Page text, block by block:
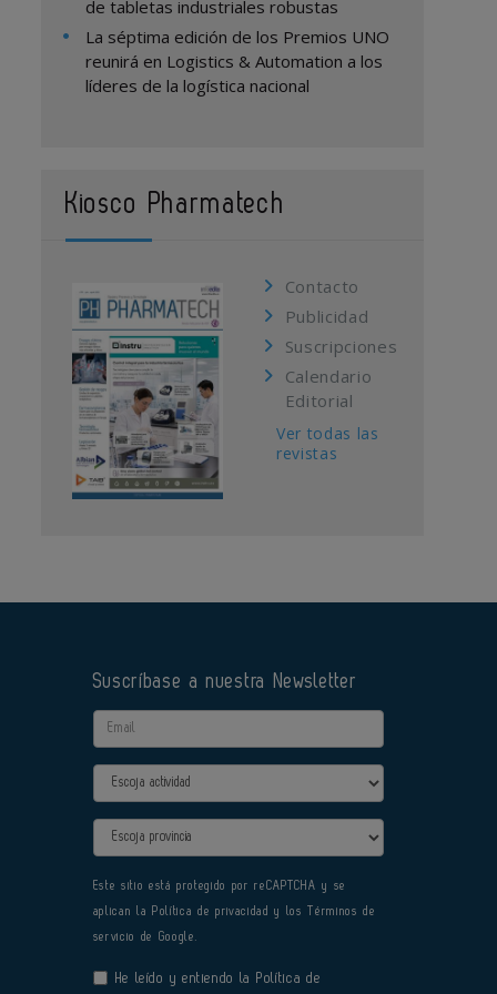
de tabletas industriales robustas
La séptima edición de los Premios UNO
reunirá en Logistics & Automation a los
líderes de la logística nacional
Kiosco Pharmatech
Contacto
Publicidad
Suscripciones
Calendario
Editorial
Ver todas las
revistas
Suscríbase a nuestra Newsletter
Email
Actividad
Provincia
Este sitio está protegido por reCAPTCHA y se
aplican la Política de privacidad y los Términos de
servicio de Google.
He leído y entiendo la Política de